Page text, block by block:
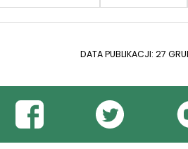
DATA PUBLIKACJI: 27